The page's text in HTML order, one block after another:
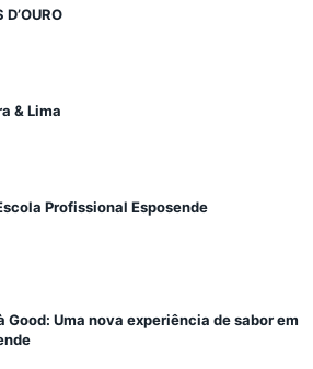
& Lima
Profissional Esposende
Good: Uma nova experiência de sabor em